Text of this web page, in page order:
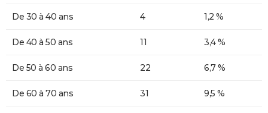
De 30 à 40 ans 4 1,2 %
De 40 à 50 ans 11 3,4 %
De 50 à 60 ans 22 6,7 %
De 60 à 70 ans 31 9,5 %